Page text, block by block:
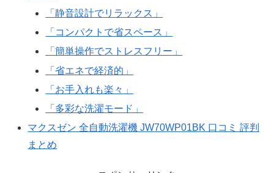
「静音設計でリラックス」
「コンパクトで省スペース」
「簡単操作でストレスフリー」
「省エネで経済的」
「お手入れも楽々」
「多彩な洗濯モード」
マクスゼン 全自動洗濯機 JW70WP01BK 口コミ 評判
まとめ